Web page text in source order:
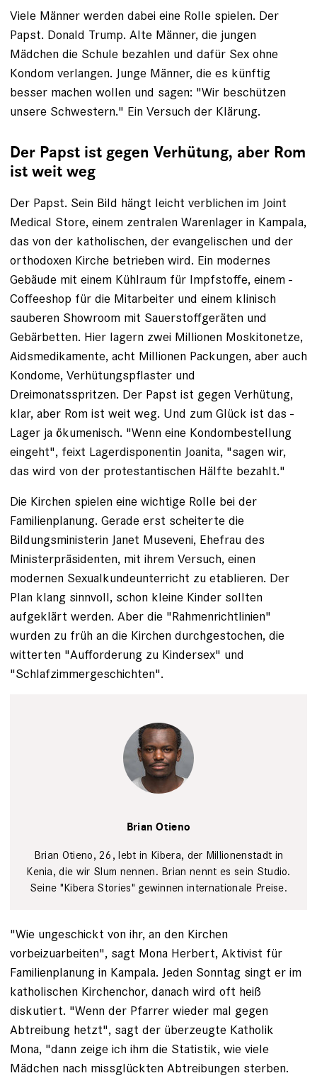
Viele Männer werden dabei eine ­Rolle spielen. Der
Papst. Donald Trump. Alte Männer, die jungen
Mädchen die Schule bezahlen und dafür Sex ohne
Kondom verlangen. Junge ­Männer, die es künftig
besser machen wollen und sagen: "Wir beschützen
unsere ­Schwestern." Ein Versuch der Klärung.
Der Papst ist gegen Verhütung, aber Rom
ist weit weg
Der Papst. Sein Bild hängt leicht verblichen im Joint
Medical Store, einem zentralen Waren­lager in Kampala,
das von der katholischen, der evangelischen und der
orthodoxen Kirche betrieben wird. Ein modernes
Gebäude mit einem Kühlraum für Impfstoffe, einem ­
Coffeeshop für die Mitarbeiter und einem klinisch
sauberen Show­room mit Sauerstoffgeräten und
Gebärbetten. Hier lagern zwei Millionen Moskitonetze,
Aidsmedikamente, acht Millionen Packungen, aber auch
Kondome, Verhütungspflaster und
Dreimonatsspritzen. Der Papst ist gegen Verhütung,
klar, aber Rom ist weit weg. Und zum Glück ist das ­
Lager ja ökumenisch. "Wenn ­eine Kondombe­stellung
eingeht", feixt ­Lagerdisponentin Joanita, "sagen wir,
das wird von der protestantischen Hälfte bezahlt."
Die Kirchen spielen eine wichtige Rolle bei der
Familienplanung. Ge­rade erst scheiterte die
Bildungsministerin Janet Museveni, Ehefrau des
Ministerpräsidenten, mit ihrem Versuch, einen
modernen Sexualkunde­unterricht zu etablieren. Der
Plan klang sinnvoll, schon kleine Kinder sollten
aufgeklärt werden. Aber die "Rahmen­richtlinien"
wurden zu früh an die Kirchen durchgestochen, die
witterten "Aufforderung zu Kinder­sex" und
"Schlafzimmergeschichten".
Brian Otieno
Brian Otieno, 26, lebt in Kibera, der Millionenstadt in
Kenia, die wir Slum nennen. ­Brian nennt es sein Studio.
Seine "Kibera Stories" gewinnen internationale Preise.
"Wie ungeschickt von ihr, an den Kirchen
vorbeizuarbeiten", sagt ­Mona Herbert, Aktivist für
Familienplanung in Kampala. Jeden Sonntag singt er im
katholischen Kirchenchor, danach wird oft heiß
diskutiert. "Wenn der Pfarrer wieder mal gegen
Abtreibung hetzt", sagt der überzeugte Katholik
Mona, "dann zeige ich ihm die Statistik, wie viele
Mädchen nach missglückten Abtreibungen sterben.